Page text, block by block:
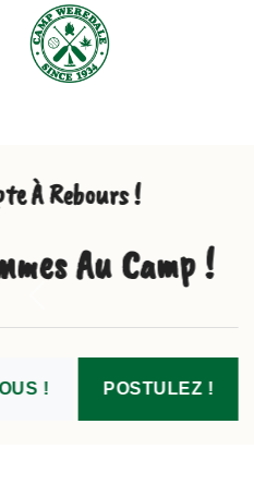
Nous
INSCRIVEZ-VOUS !